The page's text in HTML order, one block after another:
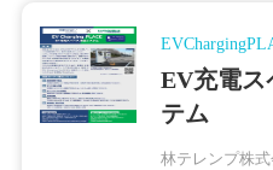
EV充電ス
テム
林テレンプ株式